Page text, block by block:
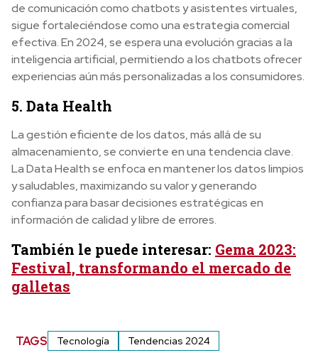
de comunicación como chatbots y asistentes virtuales,
sigue fortaleciéndose como una estrategia comercial
efectiva. En 2024, se espera una evolución gracias a la
inteligencia artificial, permitiendo a los chatbots ofrecer
experiencias aún más personalizadas a los consumidores.
5. Data Health
La gestión eficiente de los datos, más allá de su
almacenamiento, se convierte en una tendencia clave.
La Data Health se enfoca en mantener los datos limpios
y saludables, maximizando su valor y generando
confianza para basar decisiones estratégicas en
información de calidad y libre de errores.
También le puede interesar: Gema 2023:
Festival, transformando el mercado de
galletas
TAGS Tecnología Tendencias 2024